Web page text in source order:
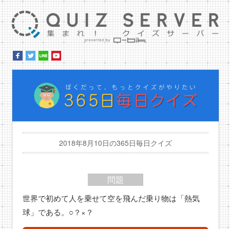
2018年8月10日の365日毎日クイズ
問題
世界で初めて人を乗せて空を飛んだ乗り物は「熱気
球」である。○？×？